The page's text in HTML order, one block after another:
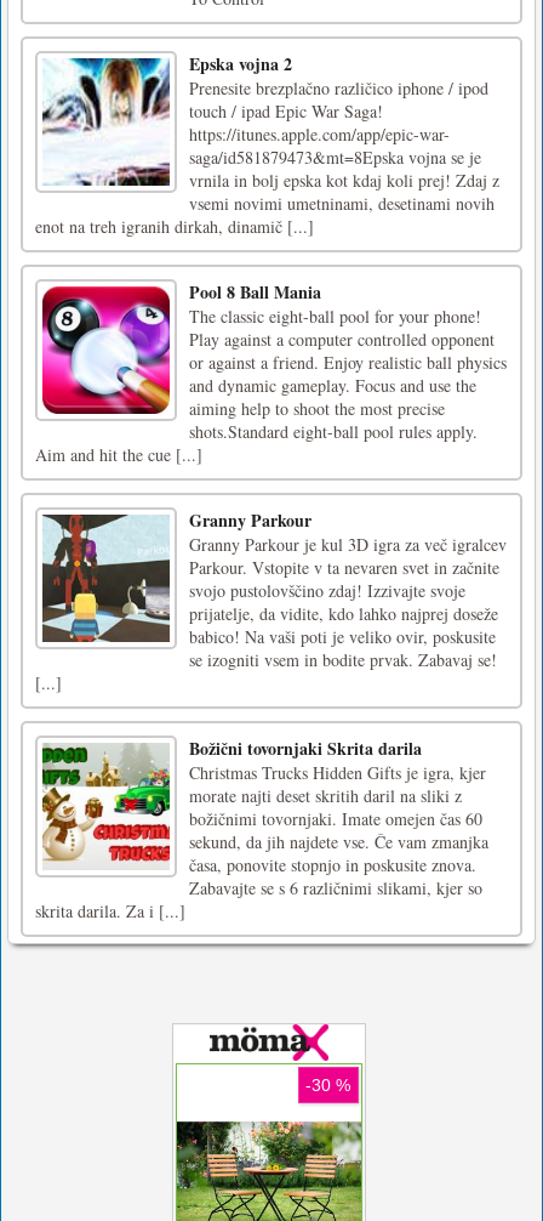
Epska vojna 2
Prenesite brezplačno različico iphone / ipod
touch / ipad Epic War Saga!
https://itunes.apple.com/app/epic-war-
saga/id581879473&mt=8Epska vojna se je
vrnila in bolj epska kot kdaj koli prej! Zdaj z
vsemi novimi umetninami, desetinami novih
enot na treh igranih dirkah, dinamič [...]
Pool 8 Ball Mania
The classic eight-ball pool for your phone!
Play against a computer controlled opponent
or against a friend. Enjoy realistic ball physics
and dynamic gameplay. Focus and use the
aiming help to shoot the most precise
shots.Standard eight-ball pool rules apply.
Aim and hit the cue [...]
Granny Parkour
Granny Parkour je kul 3D igra za več igralcev
Parkour. Vstopite v ta nevaren svet in začnite
svojo pustolovščino zdaj! Izzivajte svoje
prijatelje, da vidite, kdo lahko najprej doseže
babico! Na vaši poti je veliko ovir, poskusite
se izogniti vsem in bodite prvak. Zabavaj se!
[...]
Božični tovornjaki Skrita darila
Christmas Trucks Hidden Gifts je igra, kjer
morate najti deset skritih daril na sliki z
božičnimi tovornjaki. Imate omejen čas 60
sekund, da jih najdete vse. Če vam zmanjka
časa, ponovite stopnjo in poskusite znova.
Zabavajte se s 6 različnimi slikami, kjer so
skrita darila. Za i [...]